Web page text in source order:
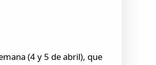
(4 y 5 de abril), que